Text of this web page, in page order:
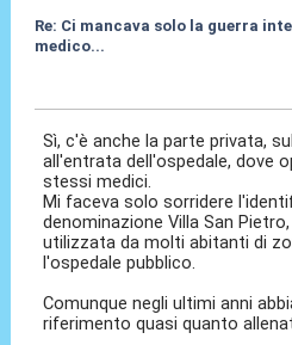
Re: Ci mancava solo la guerra
medico...
Sì, c'è anche la parte privata,
all'entrata dell'ospedale, dove
stessi medici.
Mi faceva solo sorridere
denominazione Villa San
utilizzata da molti abitanti di
l'ospedale pubblico.
Comunque negli ultimi anni
riferimento quasi quanto